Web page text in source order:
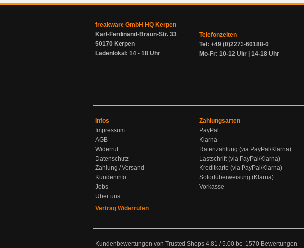
freakware GmbH HQ Kerpen
Karl-Ferdinand-Braun-Str. 33
50170 Kerpen
Ladenlokal: 14 - 18 Uhr
Telefonzeiten
Tel: +49 (0)2273-60188-0
Mo-Fr: 10-12 Uhr | 14-18 Uhr
Infos
Impressum
AGB
Widerruf
Datenschutz
Zahlung / Versand
Kundeninfo
Jobs
Über uns
Vertrag Widerrufen
Zahlungsarten
PayPal
Klarna
Ratenzahlung (via PayPal/Klarna)
Lastschrift (via PayPal/Klarna)
Kreditkarte (via PayPal/Klarna)
Sofortüberweisung (Klarna)
Vorkasse
Kundenbewertungen von Trusted Shops 4.81 /5.00 bei 1570 Bewertungen